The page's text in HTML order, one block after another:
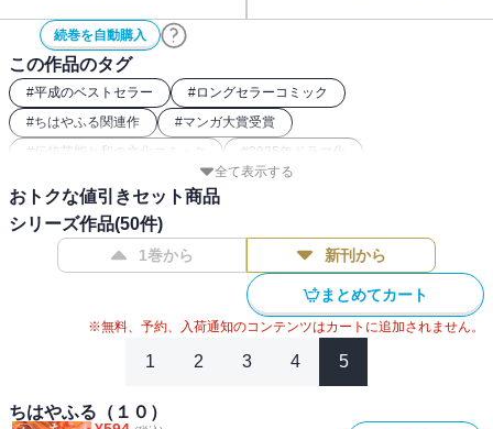
続巻を自動購入
この作品のタグ
#平成のベストセラー #ロングセラーコミック
#ちはやふる関連作 #マンガ大賞受賞
# 伝統芸能と和の文化コミック #2025年ドラマ化
部活動コミック（文化部）
恋愛（女性コミック）
2018年映画化 #幼馴染（女性コミック） #スポーツ漫画
女子高生（女性コミック） #百人一首 #講談社漫画賞
全て表示する
おトクな値引きセット商品
シリーズ作品(50件)
1巻から 新刊から
まとめてカート
※無料、予約、入荷通知のコンテンツはカートに追加されません。
1 2 3 4 5
ちはやふる（１０）